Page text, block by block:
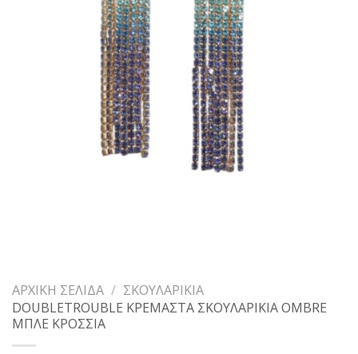
ΑΡΧΙΚΉ ΣΕΛΊΔΑ / ΣΚΟΥΛΑΡΊΚΙΑ
DOUBLETROUBLE ΚΡΕΜΑΣΤΑ ΣΚΟΥΛΑΡΙΚΙΑ OMBRE
ΜΠΛΕ ΚΡΟΣΣΙΑ